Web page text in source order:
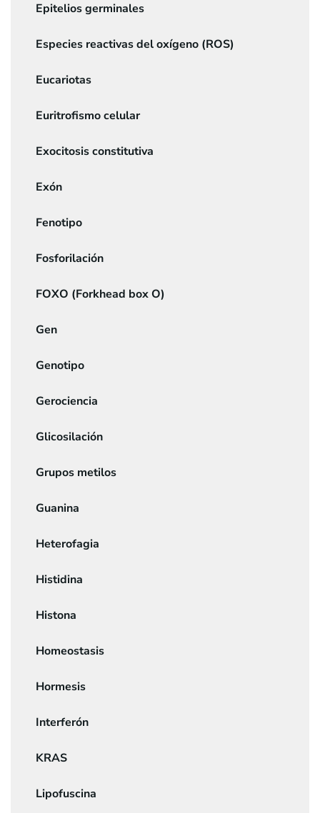
Epitelios germinales
Especies reactivas del oxígeno (ROS)
Eucariotas
Euritrofismo celular
Exocitosis constitutiva
Exón
Fenotipo
Fosforilación
FOXO (Forkhead box O)
Gen
Genotipo
Gerociencia
Glicosilación
Grupos metilos
Guanina
Heterofagia
Histidina
Histona
Homeostasis
Hormesis
Interferón
KRAS
Lipofuscina